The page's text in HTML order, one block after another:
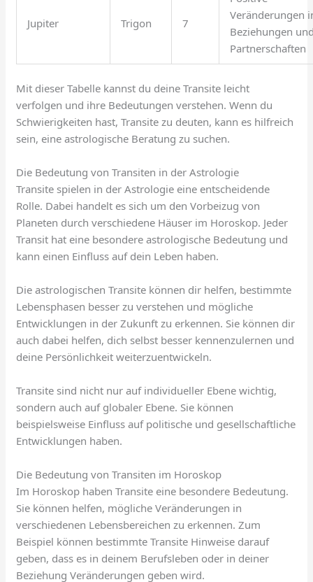
Jupiter Trigon 7
Veränderungen
Beziehungen
Partnerschaften
Mit dieser Tabelle kannst du deine Transite leicht
verfolgen und ihre Bedeutungen verstehen. Wenn du
Schwierigkeiten hast, Transite zu deuten, kann es hilfreich
sein, eine astrologische Beratung zu suchen.
Die Bedeutung von Transiten in der Astrologie
Transite spielen in der Astrologie eine entscheidende
Rolle. Dabei handelt es sich um den Vorbeizug von
Planeten durch verschiedene Häuser im Horoskop. Jeder
Transit hat eine besondere astrologische Bedeutung und
kann einen Einfluss auf dein Leben haben.
Die astrologischen Transite können dir helfen, bestimmte
Lebensphasen besser zu verstehen und mögliche
Entwicklungen in der Zukunft zu erkennen. Sie können dir
auch dabei helfen, dich selbst besser kennenzulernen und
deine Persönlichkeit weiterzuentwickeln.
Transite sind nicht nur auf individueller Ebene wichtig,
sondern auch auf globaler Ebene. Sie können
beispielsweise Einfluss auf politische und gesellschaftliche
Entwicklungen haben.
Die Bedeutung von Transiten im Horoskop
Im Horoskop haben Transite eine besondere Bedeutung.
Sie können helfen, mögliche Veränderungen in
verschiedenen Lebensbereichen zu erkennen. Zum
Beispiel können bestimmte Transite Hinweise darauf
geben, dass es in deinem Berufsleben oder in deiner
Beziehung Veränderungen geben wird.